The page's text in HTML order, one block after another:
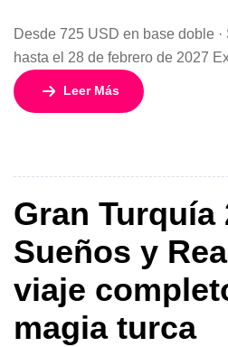
Desde 725 USD en base doble
hasta el 28 de febrero de 2027
Marruecos con un circuito
historia, la cultura y los
Leer Más
Gran Turquía
Sueños y
viaje
magia turca